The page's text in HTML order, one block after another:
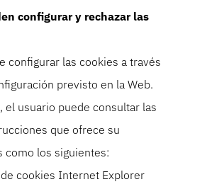
configurar y rechazar las
configurar las cookies a través
previsto en la Web.
el usuario puede consultar las
que ofrece su
como los siguientes:
cookies Internet Explorer